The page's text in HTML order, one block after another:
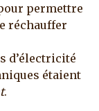
permettre
réchauffer
d’électricité
étaient
.